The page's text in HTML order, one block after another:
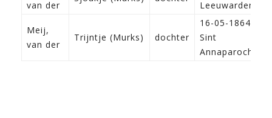
van der
Leeuwarden
Meij,
van der
Trijntje (Murks) dochter
16-05-1864
Sint
Annaparochie